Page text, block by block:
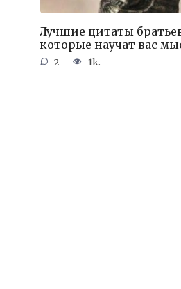
Лучшие цитаты
которые научат вас
2 1k.